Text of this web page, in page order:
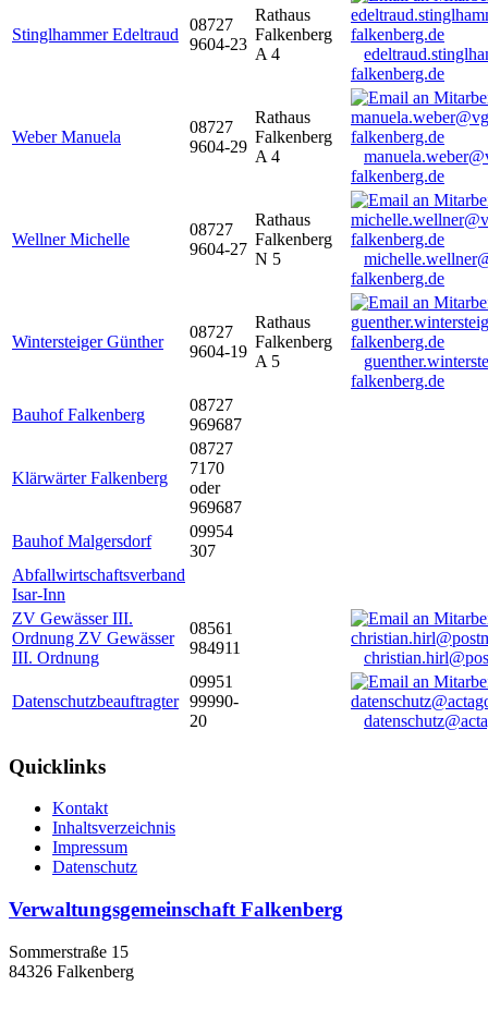
Stinglhammer Edeltraud
08727
9604-23
Rathaus
Falkenberg
A 4
falkenberg.de
Weber Manuela
08727
9604-29
Rathaus
Falkenberg
A 4
falkenberg.de
Wellner Michelle
08727
9604-27
Rathaus
Falkenberg
N 5
falkenberg.de
Wintersteiger Günther
08727
9604-19
Rathaus
Falkenberg
A 5
falkenberg.de
Bauhof Falkenberg
08727
969687
Klärwärter Falkenberg
08727
7170
oder
969687
Bauhof Malgersdorf
09954
307
Abfallwirtschaftsverband
Isar-Inn
ZV Gewässer III.
Ordnung ZV Gewässer
III. Ordnung
08561
984911
Datenschutzbeauftragter
09951
99990-
20
Quicklinks
Kontakt
Inhaltsverzeichnis
Impressum
Datenschutz
Verwaltungsgemeinschaft Falkenberg
Sommerstraße 15
84326 Falkenberg